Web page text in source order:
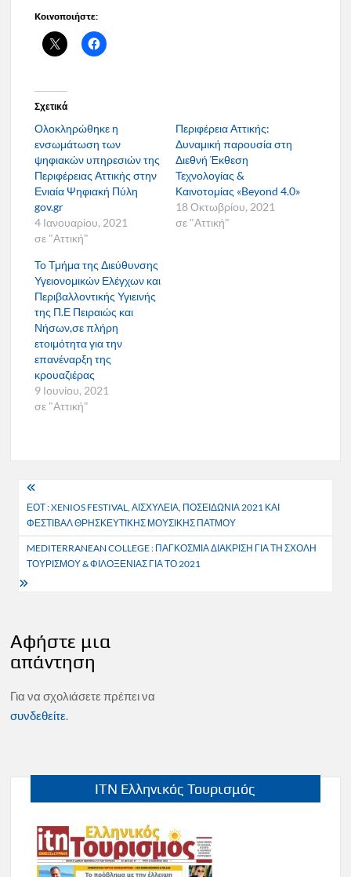
Κοινοποιήστε:
Σχετικά
Ολοκληρώθηκε η
ενσωμάτωση των
ψηφιακών υπηρεσιών της
Περιφέρειας Αττικής στην
Ενιαία Ψηφιακή Πύλη
gov.gr
4 Ιανουαρίου, 2021
σε "Αττική"
Περιφέρεια Αττικής:
Δυναμική παρουσία στη
Διεθνή Έκθεση
Τεχνολογίας &
Καινοτομίας «Beyond 4.0»
18 Οκτωβρίου, 2021
σε "Αττική"
Το Τμήμα της Διεύθυνσης
Υγειονομικών Ελέγχων και
Περιβαλλοντικής Υγιεινής
της Π.Ε Πειραιώς και
Νήσων,σε πλήρη
ετοιμότητα για την
επανέναρξη της
κρουαζιέρας
9 Ιουνίου, 2021
σε "Αττική"
Πλοήγηση
άρθρων
ΕΟΤ : XENIOS FESTIVAL, ΑΙΣΧΥΛΕΙΑ, ΠΟΣΕΙΔΩΝΙΑ 2021 ΚΑΙ
ΦΕΣΤΙΒΑΛ ΘΡΗΣΚΕΥΤΙΚΗΣ ΜΟΥΣΙΚΗΣ ΠΑΤΜΟΥ
MEDITERRANEAN COLLEGE : ΠΑΓΚΟΣΜΙΑ ΔΙΑΚΡΙΣΗ ΓΙΑ ΤΗ ΣΧΟΛΗ
ΤΟΥΡΙΣΜΟΥ & ΦΙΛΟΞΕΝΙΑΣ ΓΙΑ ΤΟ 2021
Αφήστε μια
απάντηση
Για να σχολιάσετε πρέπει να
συνδεθείτε.
ITN Ελληνικός Τουρισμός